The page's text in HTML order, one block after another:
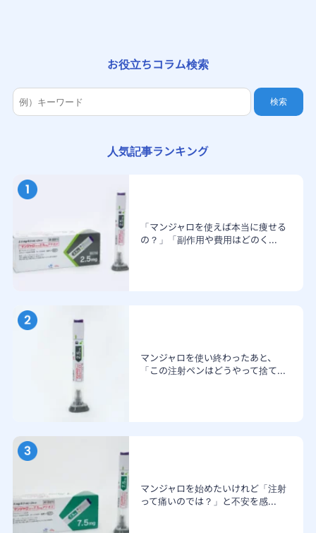
お役立ちコラム検索
検索
人気記事ランキング
「マンジャロを使えば本当に痩せる
の？」「副作用や費用はどのく...
マンジャロを使い終わったあと、
「この注射ペンはどうやって捨て...
マンジャロを始めたいけれど「注射
って痛いのでは？」と不安を感...